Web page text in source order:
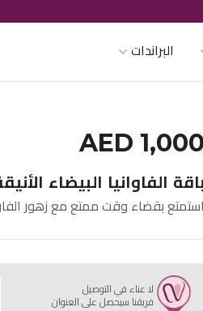
البراندات
AED 1,000
باقة الفاوانيا البيضاء
استمتع بقضاء وقت ممتع مع زهور
لا عناء في التوصيل
فريقنا سيحصل على العنوان